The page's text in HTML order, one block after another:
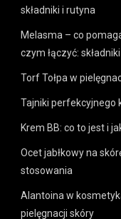
składniki i rutyna
Melasma – co
czym łączyć:
Torf Tołpa w
Tajniki
Krem BB: co to jest i
Ocet jabłkowy na
stosowania
Alantoina w
pielęgnacji skóry